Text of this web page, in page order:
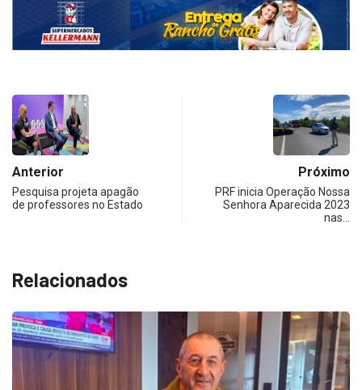
Anterior
Pesquisa projeta apagão
de professores no Estado
Próximo
PRF inicia Operação Nossa
Senhora Aparecida 2023
nas…
Relacionados